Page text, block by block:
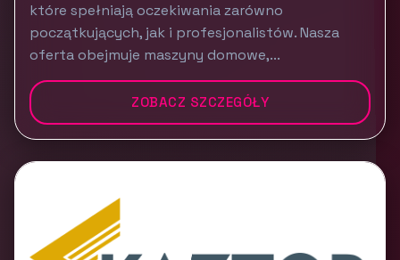
które spełniają oczekiwania zarówno
początkujących, jak i profesjonalistów. Nasza
oferta obejmuje maszyny domowe,...
ZOBACZ SZCZEGÓŁY